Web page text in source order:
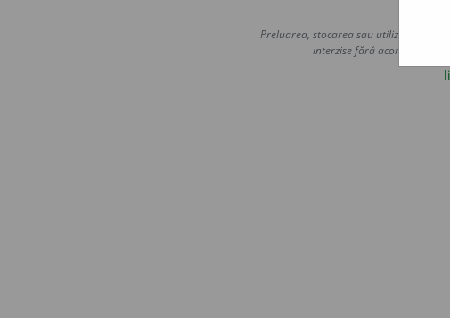
Preluarea, stocarea sau utilizarea
interzise fără acordul